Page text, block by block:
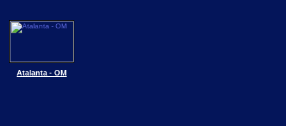
Atalanta - OM